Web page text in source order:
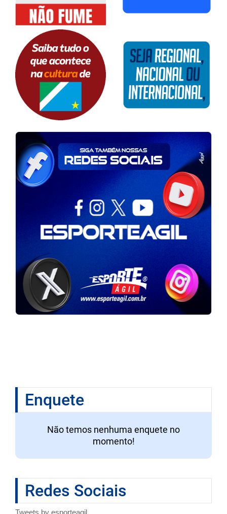
Enquete
Não temos nenhuma enquete no
momento!
Redes Sociais